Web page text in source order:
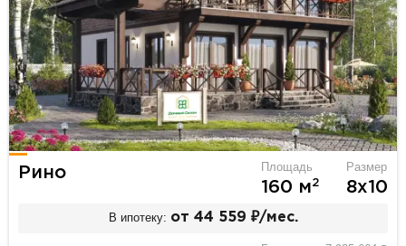
Рино Площадь
160 м2
Размер
8х10
В ипотеку: от 44 559 ₽/мес.